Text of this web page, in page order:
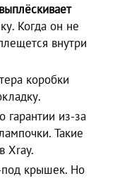
выплёскивает
Когда он не
внутри
коробки
из-за
Такие
Xray.
под крышек. Но